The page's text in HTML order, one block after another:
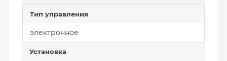
Тип управления
электронное
Установка